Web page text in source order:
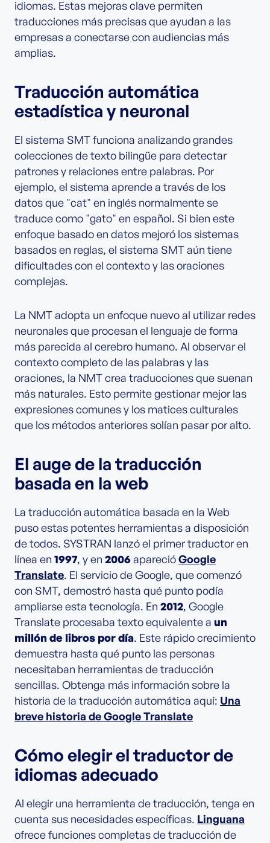
idiomas. Estas mejoras clave permiten
traducciones más precisas que ayudan a las
empresas a conectarse con audiencias más
amplias.
Traducción automática
estadística y neuronal
El sistema SMT funciona analizando grandes
colecciones de texto bilingüe para detectar
patrones y relaciones entre palabras. Por
ejemplo, el sistema aprende a través de los
datos que "cat" en inglés normalmente se
traduce como "gato" en español. Si bien este
enfoque basado en datos mejoró los sistemas
basados en reglas, el sistema SMT aún tiene
dificultades con el contexto y las oraciones
complejas.
La NMT adopta un enfoque nuevo al utilizar redes
neuronales que procesan el lenguaje de forma
más parecida al cerebro humano. Al observar el
contexto completo de las palabras y las
oraciones, la NMT crea traducciones que suenan
más naturales. Esto permite gestionar mejor las
expresiones comunes y los matices culturales
que los métodos anteriores solían pasar por alto.
El auge de la traducción
basada en la web
La traducción automática basada en la Web
puso estas potentes herramientas a disposición
de todos. SYSTRAN lanzó el primer traductor en
línea en 1997, y en 2006aparecióGoogle
Translate. El servicio de Google, que comenzó
con SMT, demostró hasta qué punto podía
ampliarse esta tecnología. En 2012, Google
Translate procesaba texto equivalente a un
millón de libros por día. Este rápido crecimiento
demuestra hasta qué punto las personas
necesitaban herramientas de traducción
sencillas. Obtenga más información sobre la
historia de la traducción automática aquí: Una
breve historia de Google Translate
Cómo elegir el traductor de
idiomas adecuado
Al elegir una herramienta de traducción, tenga en
cuenta sus necesidades específicas. Linguana
ofrece funciones completas de traducción de